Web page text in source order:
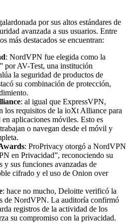
por sus altos estándares de
avanzada a sus usuarios. Entre
más destacados se encuentran:
: NordVPN fue elegida como la
por AV-Test, una institución
la seguridad de productos de
su combinación de protección,
: al igual que ExpressVPN,
los requisitos de la ioXt Alliance para
aplicaciones móviles. Esto es
o navegan desde el móvil y
: ProPrivacy otorgó a NordVPN
en Privacidad”, reconociendo su
y sus funciones avanzadas de
cifrado y el uso de Onion over
: hace no mucho, Deloitte verificó la
de NordVPN. La auditoría confirmó
registros de la actividad de los
su compromiso con la privacidad.